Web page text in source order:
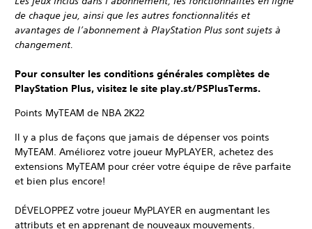
de chaque jeu, ainsi que les autres fonctionnalités et
avantages de l’abonnement à PlayStation Plus sont sujets à
changement.
Pour consulter les conditions générales complètes de
PlayStation Plus, visitez le site play.st/PSPlusTerms.
Points MyTEAM de NBA 2K22
Il y a plus de façons que jamais de dépenser vos points
MyTEAM. Améliorez votre joueur MyPLAYER, achetez des
extensions MyTEAM pour créer votre équipe de rêve parfaite
et bien plus encore!
DÉVELOPPEZ votre joueur MyPLAYER en augmentant les
attributs et en apprenant de nouveaux mouvements.